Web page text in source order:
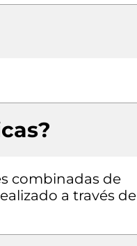
combinadas de
a través de